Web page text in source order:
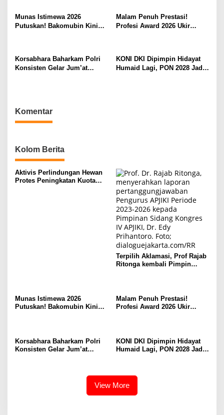
Munas Istimewa 2026
Putuskan! Bakomubin Kini
Malam Penuh Prestasi!
Profesi Award 2026 Ukir
Korsabhara Baharkam Polri
Konsisten Gelar Jum’at
KONI DKI Dipimpin Hidayat
Humaid Lagi, PON 2028 Jadi
Komentar
Kolom Berita
Aktivis Perlindungan Hewan
Protes Peningkatan Kuota
Terpilih Aklamasi, Prof Rajab
Ritonga kembali Pimpin
Munas Istimewa 2026
Putuskan! Bakomubin Kini
Malam Penuh Prestasi!
Profesi Award 2026 Ukir
Korsabhara Baharkam Polri
Konsisten Gelar Jum’at
KONI DKI Dipimpin Hidayat
Humaid Lagi, PON 2028 Jadi
View More